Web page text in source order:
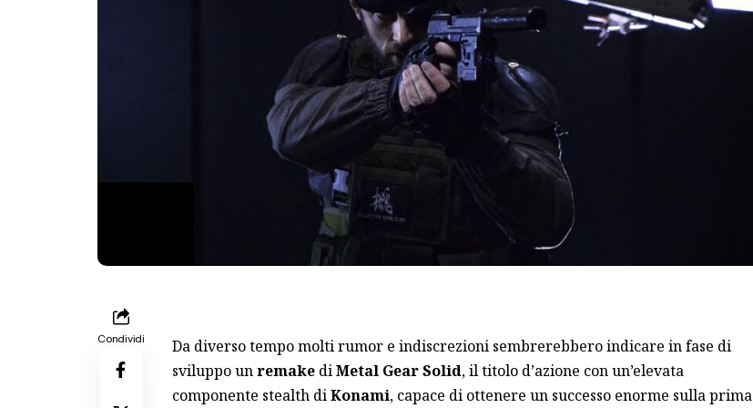
Condividi
Da diverso tempo molti rumor e indiscrezioni sembrerebbero indicare in fase di
sviluppo unremakediMetal Gear Solid, il titolo d’azione con un’elevata
componente stealth diKonami, capace di ottenere un successo enorme sulla prima